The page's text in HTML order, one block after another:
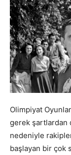
Olimpiyat
gerek şartlardan
nedeniyle
başlayan bir çok